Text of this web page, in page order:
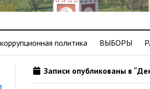
политика ВЫБОРЫ
Записи опубликованы в